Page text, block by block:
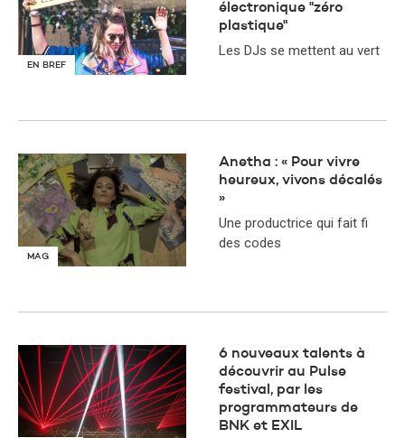
EN BREF
électronique "zéro
plastique"
Les DJs se mettent au vert
MAG
Anetha : « Pour vivre
heureux, vivons décalés
»
Une productrice qui fait fi
des codes
6 nouveaux talents à
découvrir au Pulse
festival, par les
programmateurs de
BNK et EXIL